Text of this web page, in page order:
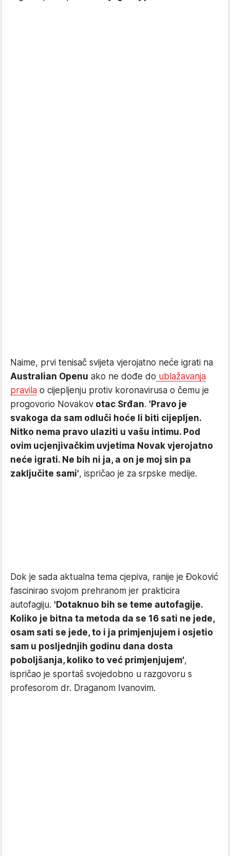
Naime, prvi tenisač svijeta vjerojatno neće igrati na
Australian Openu ako ne dođe do ublažavanja
pravila o cijepljenju protiv koronavirusa o čemu je
progovorio Novakov otac Srđan. 'Pravo je
svakoga da sam odluči hoće li biti cijepljen.
Nitko nema pravo ulaziti u vašu intimu. Pod
ovim ucjenjivačkim uvjetima Novak vjerojatno
neće igrati. Ne bih ni ja, a on je moj sin pa
zaključite sami', ispričao je za srpske medije.
Dok je sada aktualna tema cjepiva, ranije je Đoković
fascinirao svojom prehranom jer prakticira
autofagiju. 'Dotaknuo bih se teme autofagije.
Koliko je bitna ta metoda da se 16 sati ne jede,
osam sati se jede, to i ja primjenjujem i osjetio
sam u posljednjih godinu dana dosta
poboljšanja, koliko to već primjenjujem',
ispričao je sportaš svojedobno u razgovoru s
profesorom dr. Draganom Ivanovim.